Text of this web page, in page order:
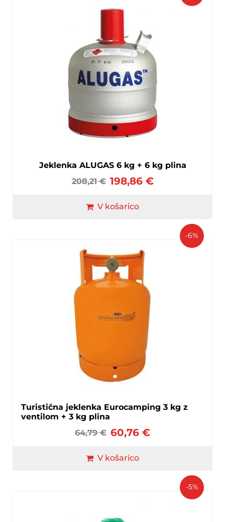
Jeklenka ALUGAS 6 kg + 6 kg plina
208,21€ 198,86€
V košarico
-6%
Turistična jeklenka Eurocamping 3 kg z
ventilom + 3 kg plina
64,79€ 60,76€
V košarico
-5%